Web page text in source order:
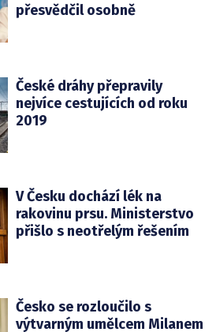
přesvědčil osobně
České dráhy přepravily
nejvíce cestujících od roku
2019
V Česku dochází lék na
rakovinu prsu. Ministerstvo
přišlo s neotřelým řešením
Česko se rozloučilo s
výtvarným umělcem Milanem